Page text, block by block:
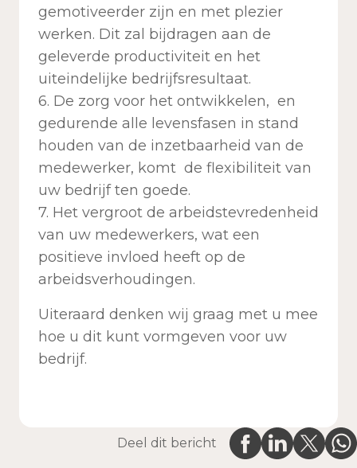
gemotiveerder zijn en met plezier
werken. Dit zal bijdragen aan de
geleverde productiviteit en het
uiteindelijke bedrijfsresultaat.
6. De zorg voor het ontwikkelen, en
gedurende alle levensfasen in stand
houden van de inzetbaarheid van de
medewerker, komt de flexibiliteit van
uw bedrijf ten goede.
7. Het vergroot de arbeidstevredenheid
van uw medewerkers, wat een
positieve invloed heeft op de
arbeidsverhoudingen.
Uiteraard denken wij graag met u mee
hoe u dit kunt vormgeven voor uw
bedrijf.
Deel dit bericht